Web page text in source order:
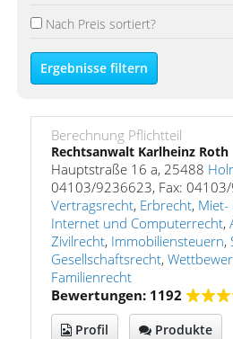
Nach Preis sortiert?
Ergebnisse filtern
Berechnung Pflichtteil
Rechtsanwalt Karlheinz Roth
Hauptstraße 16 a, 25488
04103/9236623, Fax:
Vertragsrecht, Erbrecht, Miet-
Internet und Computerrecht,
Zivilrecht, Immobiliensteuern,
Gesellschaftsrecht,
Familienrecht
Bewertungen: 1192
Profil Produkte